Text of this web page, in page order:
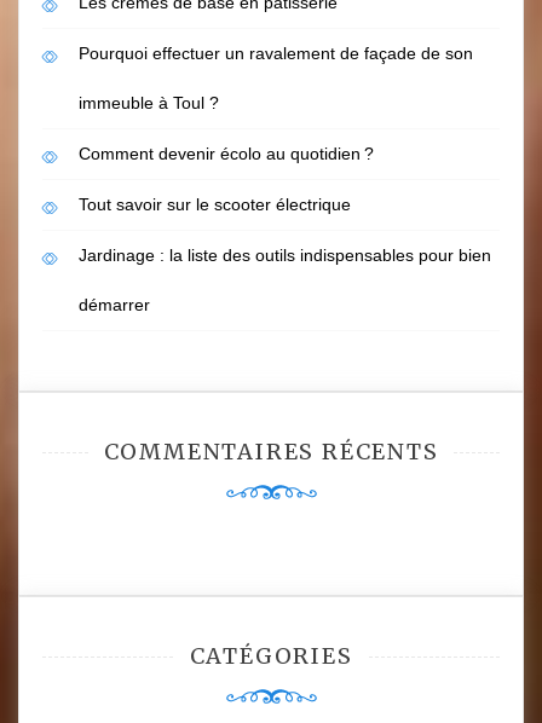
Pourquoi effectuer un ravalement de façade de son
immeuble à Toul ?
Comment devenir écolo au quotidien ?
Tout savoir sur le scooter électrique
Jardinage : la liste des outils indispensables pour bien
démarrer
COMMENTAIRES RÉCENTS
CATÉGORIES